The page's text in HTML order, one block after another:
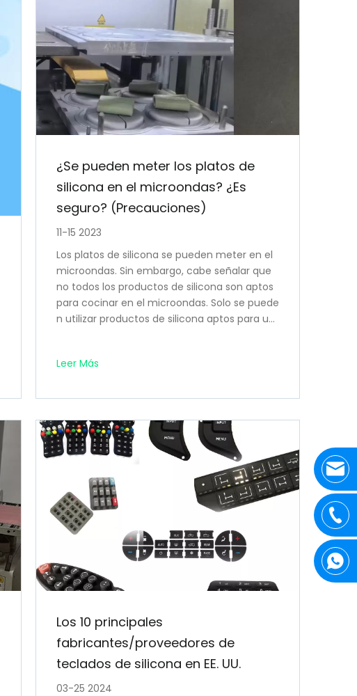
¿Se pueden meter los platos de
silicona en el microondas? ¿Es
seguro? (Precauciones)
11-15 2023
Los platos de silicona se pueden meter en el
microondas. Sin embargo, cabe señalar que
no todos los productos de silicona son aptos
para cocinar en el microondas. Solo se puede
n utilizar productos de silicona aptos para us
Leer Más
Los 10 principales
fabricantes/proveedores de
teclados de silicona en EE. UU.
03-25 2024